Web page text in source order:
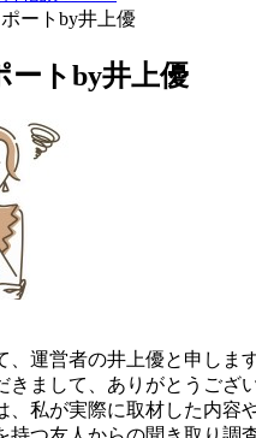
ートby井上優
ートby井上優
、運営者の井上優と申しま
きまして、ありがとうござ
、私が実際に取材した内容